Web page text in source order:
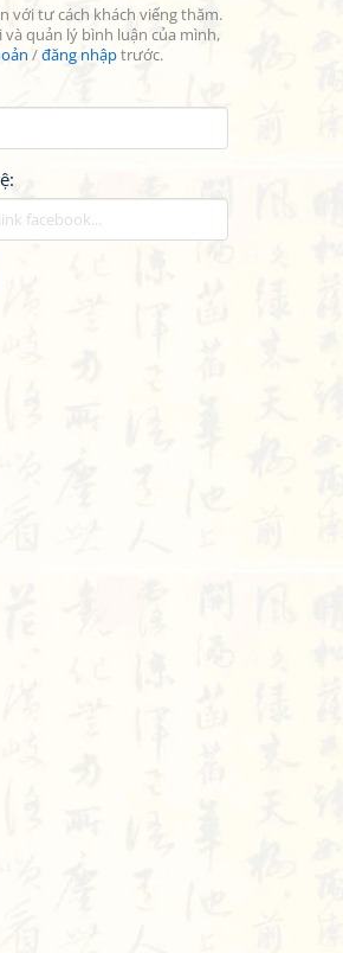
với tư cách khách viếng thăm.
quản lý bình luận của mình,
/đăng nhậptrước.